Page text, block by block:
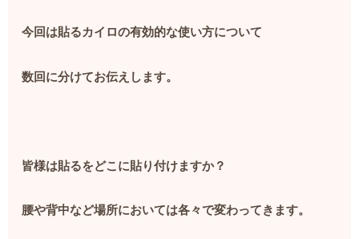
今回は貼るカイロの有効的な使い方について
数回に分けてお伝えします。
皆様は貼るをどこに貼り付けますか？
腰や背中など場所においては各々で変わってきます。